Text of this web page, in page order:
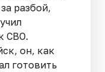
разбой,
СВО.
он, как
готовить